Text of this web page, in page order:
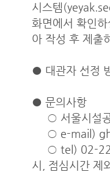
시스템
화면에서 확인
아 작성 후 제출
● 대관자 선정
● 문의사항
○ 서울시설공
○ e-mail)
○ tel) 02-
시, 점심시간 제